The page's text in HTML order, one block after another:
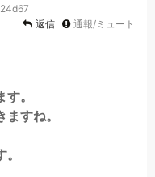
返信
通報/ミュート
。
すね。